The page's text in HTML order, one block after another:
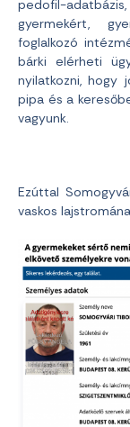
pedofil-
gyermekért,
foglalkozó
bárki elérheti
nyilatkozni, hogy
pipa és a
vagyunk.
Ezúttal
vaskos